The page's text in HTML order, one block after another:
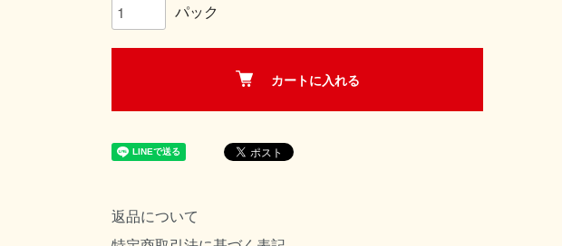
パック
カートに入れる
返品について